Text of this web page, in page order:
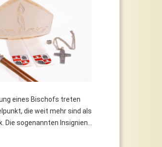
eines Bischofs treten
die weit mehr sind als
Die sogenannten Insignien...